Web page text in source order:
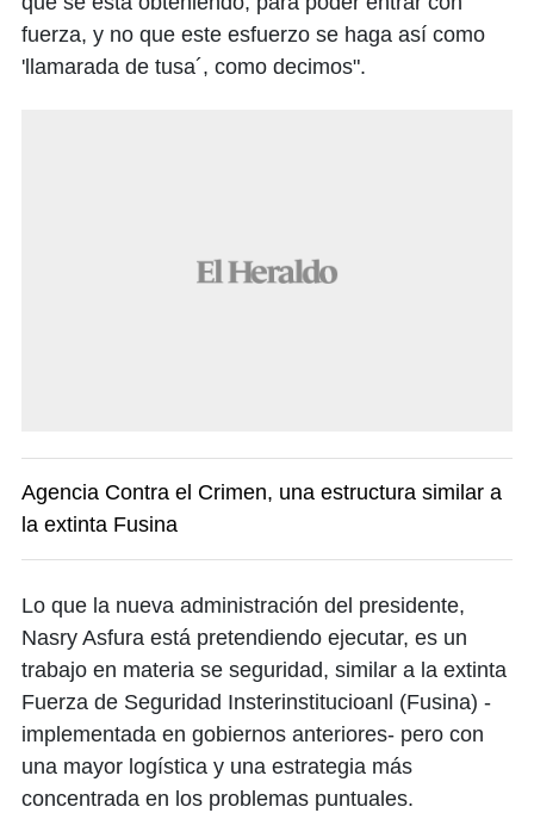
fuerza, y no que este esfuerzo se haga así como
'llamarada de tusa´, como decimos".
Agencia Contra el Crimen, una estructura similar a
la extinta Fusina
Lo que la nueva administración del presidente,
Nasry Asfura está pretendiendo ejecutar, es un
trabajo en materia se seguridad, similar a la extinta
Fuerza de Seguridad Insterinstitucioanl (Fusina) -
implementada en gobiernos anteriores- pero con
una mayor logística y una estrategia más
concentrada en los problemas puntuales.